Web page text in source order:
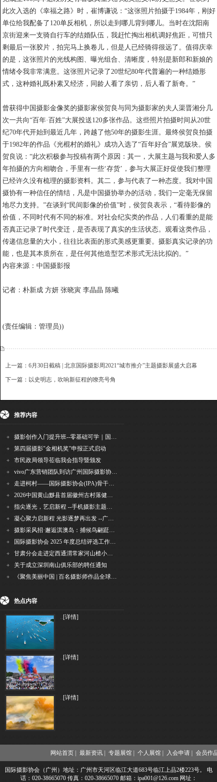
此次入选的《幸福之路》时，崔博谦说：“这张照片拍摄于1984年，刚好
单位给我配备了120单反相机，所以走到哪儿背到哪儿。当时在沈阳南
京街迎来一支骑自行车的结婚队伍，我赶忙掏出相机调好焦距，可惜只
剩最后一张胶片，拍完马上换卷儿，但是人已经骑得很远了。值得庆幸
的是，这张照片的光线构图、曝光组合、清晰度，特别是新郎和新娘的
情绪令我非常满意。这张照片记录了20世纪80年代普遍的一种结婚形
式，这种婚礼既朴素又经济，同龄人看了亲切，后人看了新奇。”
曾获得中国摄影金像奖的摄影家侯贺良与同为摄影家的夫人渠晋湘分几
次一共向“百年·百姓”大展投送120多张作品。这些照片拍摄时间从20世
纪70年代开始到最近几年，跨越了他50年的摄影生涯。最终侯贺良拍摄
于1982年的作品《光棍村的婚礼》成功入选了“百年好合”展览版块。侯
贺良说：“此次积极参与投稿有两个原因：其一，大展主题与我和爱人多
年拍摄的方向相吻合，手里有一些‘存货’，参与大展正好促使我们整理
已经许久没有梳理的摄影资料。其二，参与代表了一种态度。我对中国
摄协有一种信任的情结，凡是中国摄协举办的活动，我们一定毫无保留
地尽力支持。”在谈到“民间影像的价值”时，侯贺良表示，“看待影像的
价值，不同时代有不同的标准。对社会纪实类的作品，人们看重的是能
否真正记录了时代变迁，是否表现了真实的生活状态。观看这类作品，
传递信息量的大小，往往比表面的形式美感更重要。摄影真实记录的功
能，也是其本质所在，是任何其他造型艺术形式无法比拟的。”
内容来源：中国摄影报
记者：朴新成 方妍 张晓寅 李晶晶 陈曦
(责任编辑：管理员))
上一篇：6月30日截稿 | 北京国际摄影周2021“城市推介”主题摄影展盛大启幕
下一篇：以史明志，吹响新征程的嘹亮号角
收藏 挑错 推荐 打印
推荐内容
摄影创作入门提升班--零基础可学｜国际评委授课｜手机·相机均可｜AI工具｜摄影比赛指
第四届摄影"金相机奖"申报正式启动
市民政局领导莅临我会指导暨颁发
vivo广东营销团队到访广州国际摄影协会 共商合作事宜
走进柯村——国际摄影协会(IPA)骨干采风安徽行之6
2026中国黄山黟县首届徽州古村落健康跑圆满举行
指尖逐光，艺启新程 --手机摄影主题讲座在市老年干部大学圆满落幕
凝心聚力启新程 光影逐梦再出发 --广州国际摄影协会2026年首次会长秘书长会议召开
摄影采风招·邂逅淇澳岛：捕候鸟翩跹，寻古村烟火，追海上霞光
国际摄影协会 2025 年度总结评选工作的通知
甘肃分会走进定西通渭常家河山楂小镇旅游景区开展"红果满枝迎丰岁·山楂小镇庆佳节"为主
关于成立深圳南山俱乐部的聘任通知
《聚焦美丽中国 | 百名摄影师作品全球巡回展》（晋中）开幕新闻通稿
热点内容
..[详情]
..[详情]
..[详情]
网站首页 | 最新资讯 | 专题展馆 | 个人展馆 | 入会申请 | 会员作
国际摄影协会（广州）地址：广州市天河区临江大道683号临江上品2楼223号。 电
话：020-38665070 传真：020-38665070 邮箱：ipa001@126.com 网址：